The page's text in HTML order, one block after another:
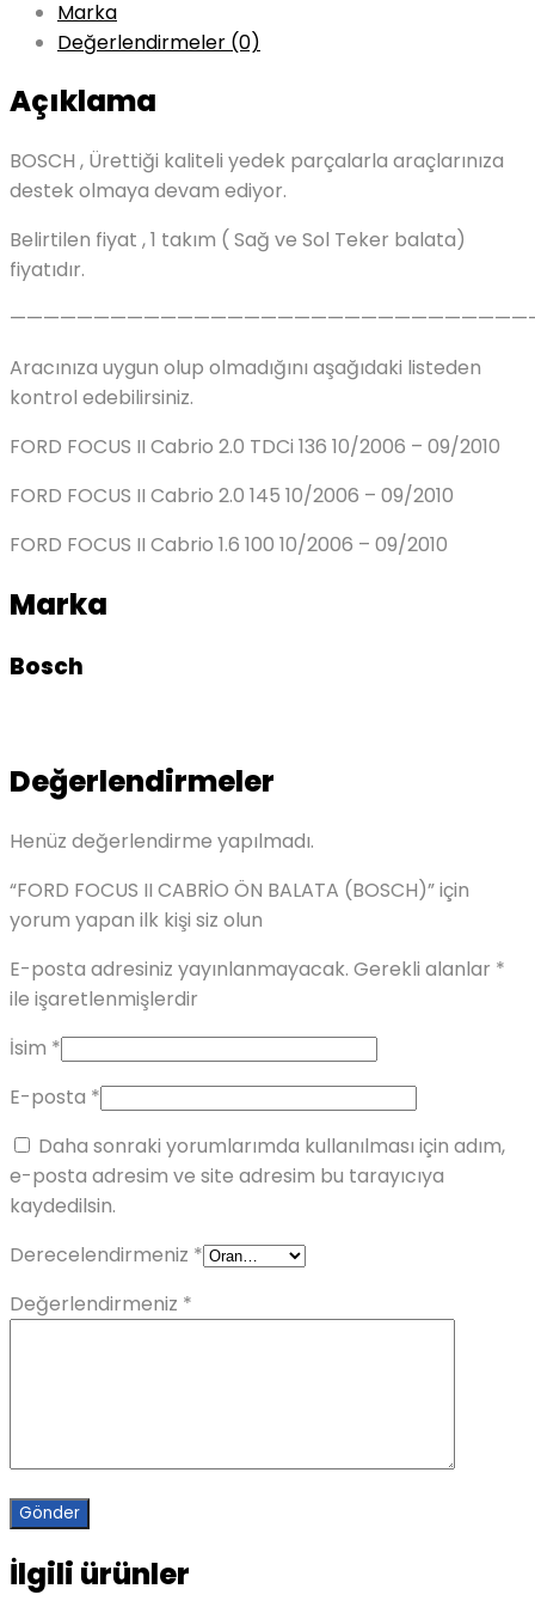
Marka
Değerlendirmeler (0)
Açıklama
BOSCH , Ürettiği kaliteli yedek parçalarla araçlarınıza
destek olmaya devam ediyor.
Belirtilen fiyat , 1 takım ( Sağ ve Sol Teker balata)
fiyatıdır.
Aracınıza uygun olup olmadığını aşağıdaki listeden
kontrol edebilirsiniz.
FORD FOCUS II Cabrio 2.0 TDCi 136 10/2006 – 09/2010
FORD FOCUS II Cabrio 2.0 145 10/2006 – 09/2010
FORD FOCUS II Cabrio 1.6 100 10/2006 – 09/2010
Marka
Bosch
Değerlendirmeler
Henüz değerlendirme yapılmadı.
“FORD FOCUS II CABRİO ÖN BALATA (BOSCH)” için
yorum yapan ilk kişi siz olun
E-posta adresiniz yayınlanmayacak. Gerekli alanlar *
ile işaretlenmişlerdir
İsim *
E-posta *
Daha sonraki yorumlarımda kullanılması için adım,
e-posta adresim ve site adresim bu tarayıcıya
kaydedilsin.
Derecelendirmeniz *
Değerlendirmeniz *
İlgili ürünler